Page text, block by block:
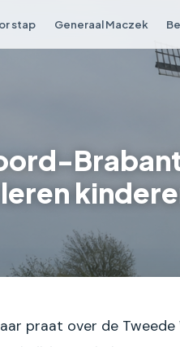
stap Generaal Maczek
praat over de